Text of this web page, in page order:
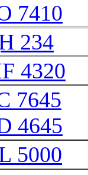
7410
234
4320
7645
4645
5000